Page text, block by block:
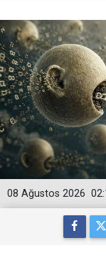
08 Ağustos 2026